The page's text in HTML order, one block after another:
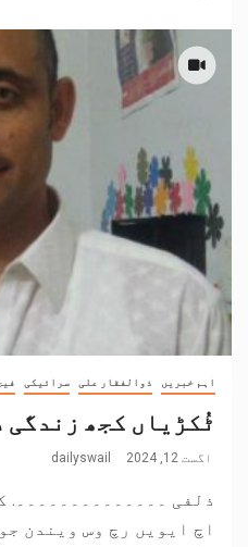
اہم خبریں ذوالفقار علی سرائیکی
ٹُکڑیاں کجھ
اگست 12, 2024 dailyswail
ذلفی ۔۔۔۔۔۔۔۔۔۔۔۔۔۔.
اچ ایویں رچ وس ویندن